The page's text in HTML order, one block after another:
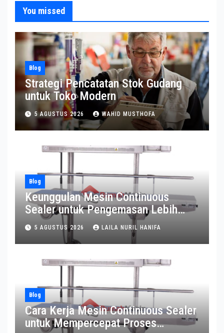
You missed
Blog
Strategi Pencatatan Stok Gudang
untuk Toko Modern
5 AGUSTUS 2026 WAHID MUSTHOFA
Blog
Keunggulan Mesin Continuous
Sealer untuk Pengemasan Lebih
Efisien
5 AGUSTUS 2026 LAILA NURIL HANIFA
Blog
Cara Kerja Mesin Continuous Sealer
untuk Mempercepat Proses